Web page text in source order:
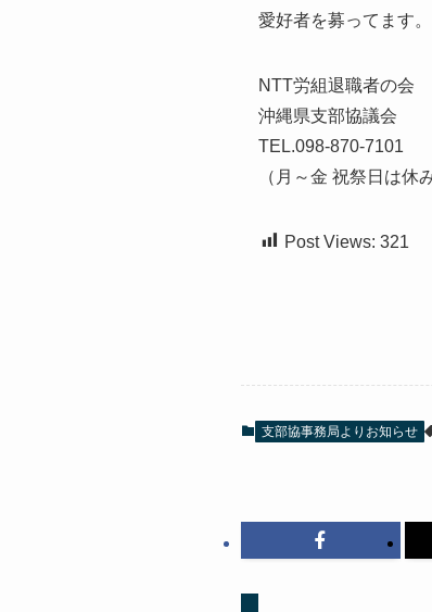
愛好者を募ってます
NTT労組退職者の会
沖縄県支部協議会
TEL.098-870-7101
（月～金 祝祭日は
Post Views: 321
支部協事務局よりお知らせ